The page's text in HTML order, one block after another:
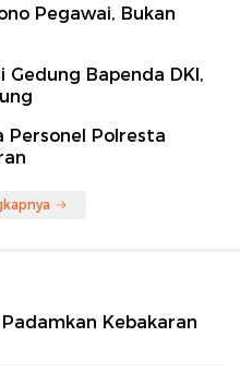
Pegawai, Bukan
Gedung Bapenda DKI,
Personel Polresta
Kebakaran